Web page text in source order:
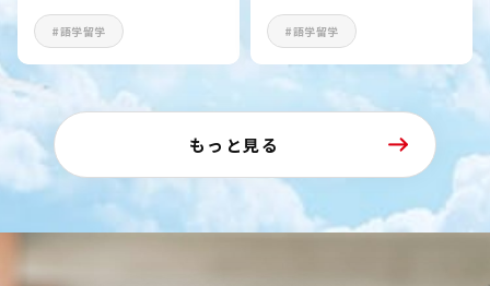
#語学留学 #語学留学
もっと見る